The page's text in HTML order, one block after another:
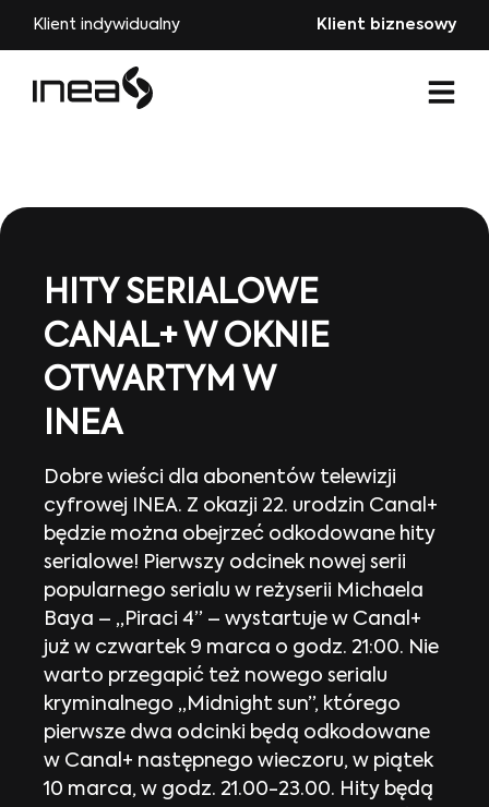
Klient indywidualny Klient biznesowy
HITY SERIALOWE
CANAL+ W OKNIE
OTWARTYM W
INEA
Dobre wieści dla abonentów telewizji
cyfrowej INEA. Z okazji 22. urodzin Canal+
będzie można obejrzeć odkodowane hity
serialowe! Pierwszy odcinek nowej serii
popularnego serialu w reżyserii Michaela
Baya – „Piraci 4” – wystartuje w Canal+
już w czwartek 9 marca o godz. 21:00. Nie
warto przegapić też nowego serialu
kryminalnego „Midnight sun”, którego
pierwsze dwa odcinki będą odkodowane
w Canal+ następnego wieczoru, w piątek
10 marca, w godz. 21.00-23.00. Hity będą